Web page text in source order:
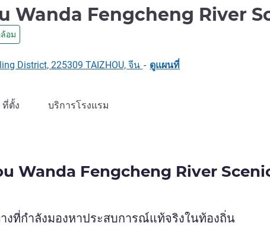
Wanda Fengcheng River
อม
District, 225309 TAIZHOU, จีน - ดูแผนที่
ที่ตั้ง บริการโรงแรม
Wanda Fengcheng River
งที่กำลังมองหาประสบการณ์แท้จริงในท้องถิ่น